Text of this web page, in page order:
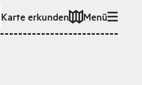
Karte erkunden Menü